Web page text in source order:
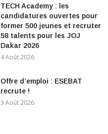
TECH Academy : les
candidatures ouvertes pour
former 500 jeunes et recruter
58 talents pour les JOJ
Dakar 2026
4 Août 2026
Offre d’emploi : ESEBAT
recrute !
3 Août 2026